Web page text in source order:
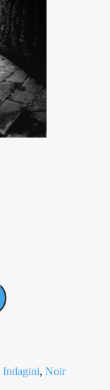
Indagini, Noir